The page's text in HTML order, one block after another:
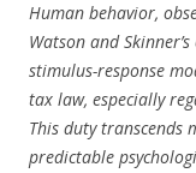
Human behavior,
Watson and
stimulus-response
tax law, especially
This duty transcends
predictable